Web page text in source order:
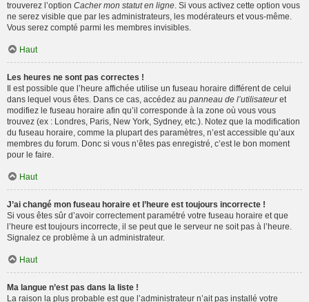
trouverez l’option Cacher mon statut en ligne. Si vous activez cette option vous
ne serez visible que par les administrateurs, les modérateurs et vous-même.
Vous serez compté parmi les membres invisibles.
Haut
Les heures ne sont pas correctes !
Il est possible que l’heure affichée utilise un fuseau horaire différent de celui
dans lequel vous êtes. Dans ce cas, accédez au panneau de l’utilisateuret
modifiez le fuseau horaire afin qu’il corresponde à la zone où vous vous
trouvez (ex : Londres, Paris, New York, Sydney, etc.). Notez que la modification
du fuseau horaire, comme la plupart des paramètres, n’est accessible qu’aux
membres du forum. Donc si vous n’êtes pas enregistré, c’est le bon moment
pour le faire.
Haut
J’ai changé mon fuseau horaire et l’heure est toujours incorrecte !
Si vous êtes sûr d’avoir correctement paramétré votre fuseau horaire et que
l’heure est toujours incorrecte, il se peut que le serveur ne soit pas à l’heure.
Signalez ce problème à un administrateur.
Haut
Ma langue n’est pas dans la liste !
La raison la plus probable est que l’administrateur n’ait pas installé votre